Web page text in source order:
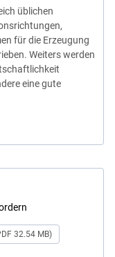
üblichen
für die Erzeugung
Weiters werden
eine gute
32.54 MB)